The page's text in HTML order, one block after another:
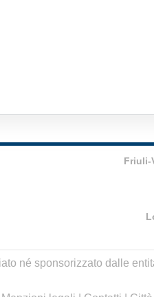
Friuli-
né sponsorizzato dalle